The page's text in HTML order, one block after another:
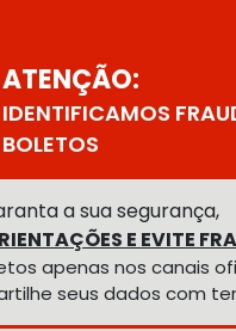
ATENÇÃO:
IDENTIFICAMOS
BOLETOS
a sua segurança,
E EVITE
apenas nos canais
seus dados com